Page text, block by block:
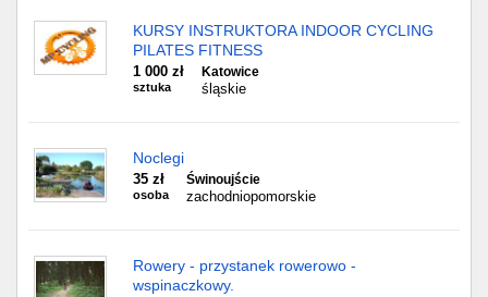
KURSY INSTRUKTORA INDOOR CYCLING
PILATES FITNESS
1 000 zł
sztuka
Katowice
śląskie
Noclegi
35 zł
osoba
Świnoujście
zachodniopomorskie
Rowery - przystanek rowerowo -
wspinaczkowy.